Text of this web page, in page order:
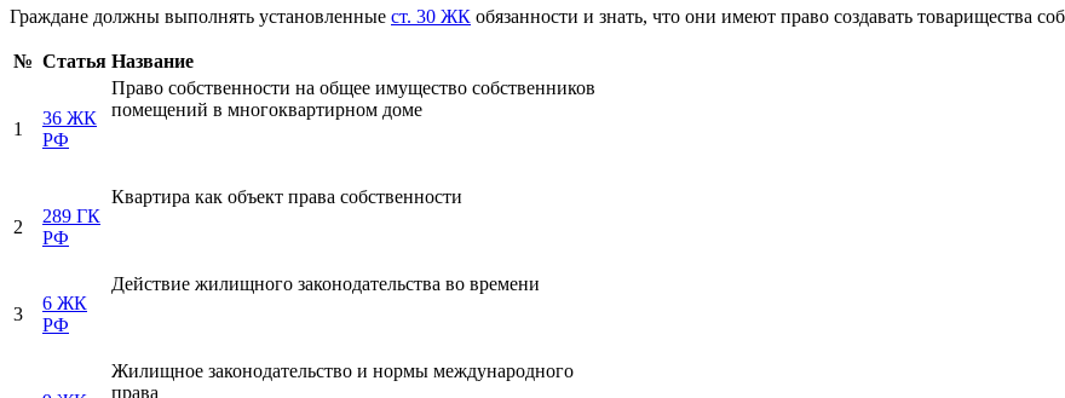
Граждане должны выполнять установленные ст. 30 ЖК обязанности и знать, что они имеют право создавать товарищества
№ Статья Название
1
36 ЖК
РФ
Право собственности на общее имущество собственников
помещений в многоквартирном доме
2
289 ГК
РФ
Квартира как объект права собственности
3
6 ЖК
РФ
Действие жилищного законодательства во времени
Жилищное законодательство и нормы международного
права